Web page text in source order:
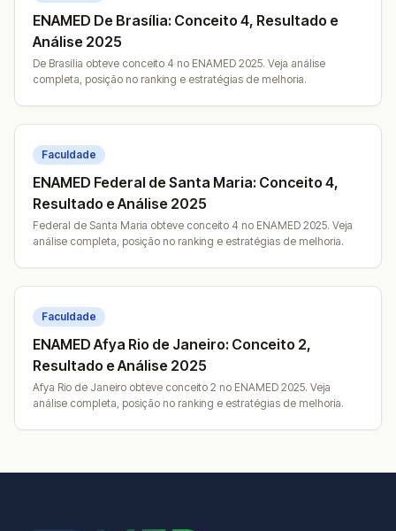
ENAMED De Brasília: Conceito 4, Resultado e
Análise 2025
De Brasília obteve conceito 4 no ENAMED 2025. Veja análise
completa, posição no ranking e estratégias de melhoria.
Faculdade
ENAMED Federal de Santa Maria: Conceito 4,
Resultado e Análise 2025
Federal de Santa Maria obteve conceito 4 no ENAMED 2025. Veja
análise completa, posição no ranking e estratégias de melhoria.
Faculdade
ENAMED Afya Rio de Janeiro: Conceito 2,
Resultado e Análise 2025
Afya Rio de Janeiro obteve conceito 2 no ENAMED 2025. Veja
análise completa, posição no ranking e estratégias de melhoria.